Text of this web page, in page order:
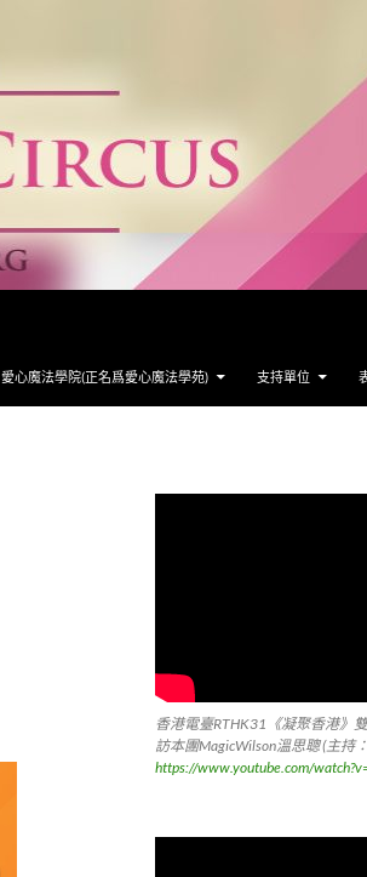
愛心魔法學院(正名爲愛心魔法學苑) 支持單位
香港電臺RTHK31《凝聚香港》
訪本團MagicWilson溫思聰 (主持
https://www.youtube.com/